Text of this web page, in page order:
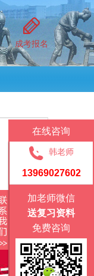
成考报名
在线咨询
韩老师
13969027602
加老师微信
送复习资料
免费咨询